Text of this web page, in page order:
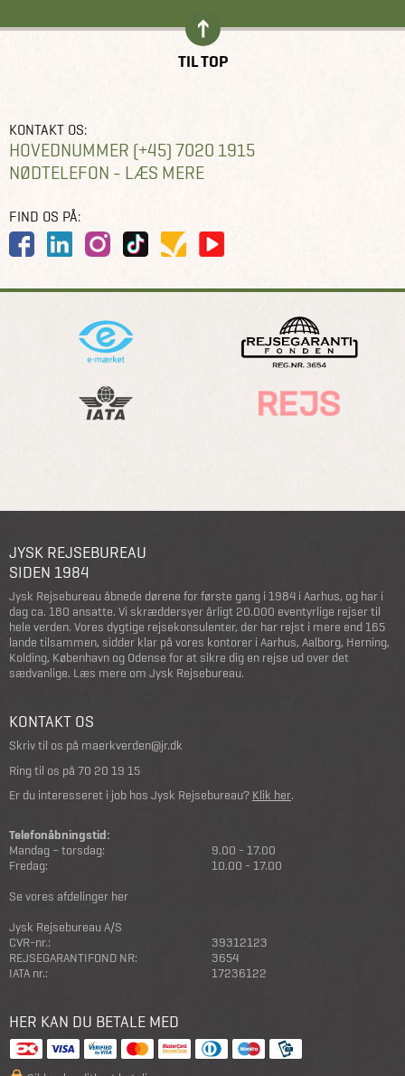
TIL TOP
KONTAKT OS:
HOVEDNUMMER (+45) 7020 1915
NØDTELEFON - LÆS MERE
FIND OS PÅ:
JYSK REJSEBUREAU
SIDEN 1984
Jysk Rejsebureau åbnede dørene for første gang i 1984 i Aarhus, og har i
dag ca. 180 ansatte. Vi skræddersyer årligt 20.000 eventyrlige rejser til
hele verden. Vores dygtige rejsekonsulenter, der har rejst i mere end 165
lande tilsammen, sidder klar på vores kontorer i Aarhus, Aalborg, Herning,
Kolding, København og Odense for at sikre dig en rejse ud over det
sædvanlige. Læs mere om Jysk Rejsebureau.
KONTAKT OS
Skriv til os på maerkverden@jr.dk
Ring til os på 70 20 19 15
Er du interesseret i job hos Jysk Rejsebureau? Klik her.
Telefonåbningstid:
Mandag – torsdag:
9.00 - 17.00
Fredag:
10.00 - 17.00
Se vores afdelinger her
Jysk Rejsebureau A/S
CVR-nr.:
39312123
REJSEGARANTIFOND NR:
3654
IATA nr.:
17236122
HER KAN DU BETALE MED